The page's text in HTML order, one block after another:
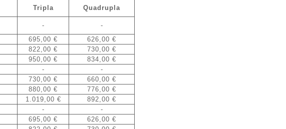
Tripla
Quadrupla
-
-
695,00 €
626,00 €
822,00 €
730,00 €
950,00 €
834,00 €
-
-
730,00 €
660,00 €
880,00 €
776,00 €
1.019,00 €
892,00 €
-
-
695,00 €
626,00 €